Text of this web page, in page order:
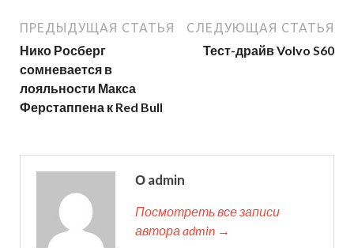
ПРЕДЫДУЩАЯ СТАТЬЯ
Нико Росберг
сомневается в
лояльности Макса
Ферстаппена к Red Bull
СЛЕДУЮЩАЯ СТАТЬЯ
Тест-драйв Volvo S60
О admin
Посмотреть все записи
автора admin →